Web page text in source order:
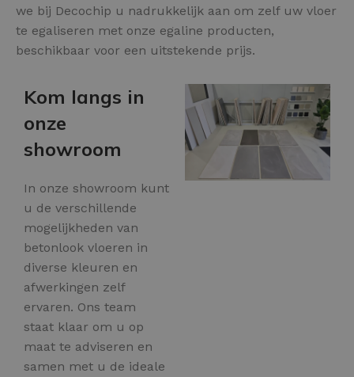
we bij Decochip u nadrukkelijk aan om zelf uw vloer
te egaliseren met onze egaline producten,
beschikbaar voor een uitstekende prijs.
Kom langs in
onze
showroom
In onze showroom kunt
u de verschillende
mogelijkheden van
betonlook vloeren in
diverse kleuren en
afwerkingen zelf
ervaren. Ons team
staat klaar om u op
maat te adviseren en
samen met u de ideale